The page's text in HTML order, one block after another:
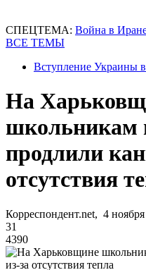
СПЕЦТЕМА: Война в
ВСЕ ТЕМЫ
Вступление Украины
На
школьникам
продлили
отсутствия
Корреспондент.net, 4
31
4390